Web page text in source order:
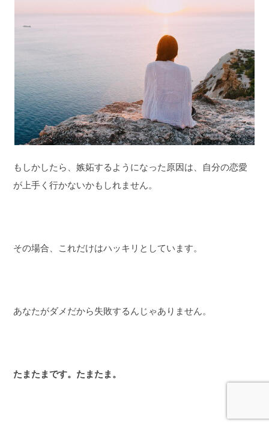
もしかしたら、嫉妬するようになった原因は、自分の恋愛
が上手く行かないかもしれません。
その場合、これだけはハッキリとしています。
あなたがダメだから失敗するんじゃありません。
たまたまです。たまたま。